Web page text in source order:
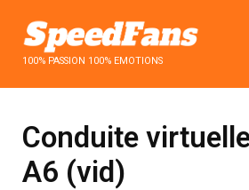
contenu100% PASSION 100% EMOTIONS
Conduite
A6 (vid)